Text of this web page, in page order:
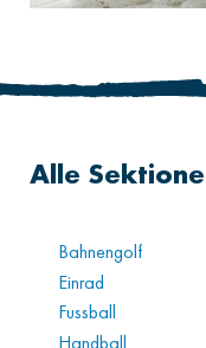
Alle
Bahnengolf
Einrad
Fussball
Handball